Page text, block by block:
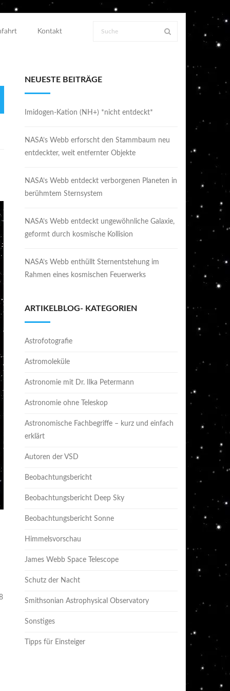
Kontakt
NEUESTE BEITRÄGE
Imidogen-Kation (NH+) *nicht entdeckt*
NASA’s Webb erforscht den Stammbaum neu
entdeckter, weit entfernter Objekte
NASA’s Webb entdeckt verborgenen Planeten in
berühmtem Sternsystem
NASA’s Webb entdeckt ungewöhnliche Galaxie,
geformt durch kosmische Kollision
NASA’s Webb enthüllt Sternentstehung im
Rahmen eines kosmischen Feuerwerks
ARTIKELBLOG- KATEGORIEN
Astrofotografie
Astromoleküle
Astronomie mit Dr. Ilka Petermann
Astronomie ohne Teleskop
Astronomische Fachbegriffe – kurz und einfach
erklärt
Autoren der VSD
Beobachtungsbericht
Beobachtungsbericht Deep Sky
Beobachtungsbericht Sonne
Himmelsvorschau
James Webb Space Telescope
Schutz der Nacht
Smithsonian Astrophysical Observatory
Sonstiges
Tipps für Einsteiger